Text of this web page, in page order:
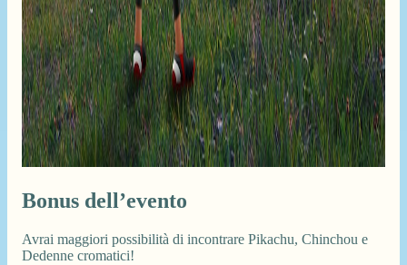
Bonus dell’evento
Avrai maggiori possibilità di incontrare Pikachu, Chinchou e
Dedenne cromatici!